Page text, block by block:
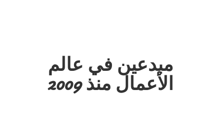
مبدعين في عالم
الأعمال منذ 2009